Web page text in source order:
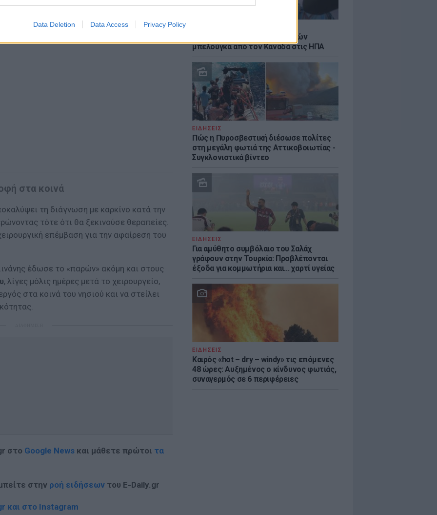
Data Deletion Data Access Privacy Policy
Ιστορική μεταφορά 30 φαλαινών
μπελούγκα από τον Καναδά στις ΗΠΑ
ΕΙΔΗΣΕΙΣ
Πώς η Πυροσβεστική διέσωσε πολίτες
στη μεγάλη φωτιά της Αττικοβοιωτίας -
Συγκλονιστικά βίντεο
ΕΙΔΗΣΕΙΣ
Για αμύθητο συμβόλαιο του Σαλάχ
γράφουν στην Τουρκία: Προβλέπονται
έξοδα για κομμωτήρια και... χαρτί υγείας
ΕΙΔΗΣΕΙΣ
Καιρός «hot – dry – windy» τις επόμενες
48 ώρες: Αυξημένος ο κίνδυνος φωτιάς,
συναγερμός σε 6 περιφέρειες
στα κοινά
τη διάγνωση με καρκίνο κατά την
τότε ότι θα ξεκινούσε θεραπείες.
επέμβαση για την αφαίρεση του
έδωσε το «παρών» ακόμη και στους
, λίγες μόλις ημέρες μετά το χειρουργείο,
στα κοινά του νησιού και να στείλει
στο Google News και μάθετε πρώτοι τα
στην ροή ειδήσεων του E-Daily.gr
και στο Instagram